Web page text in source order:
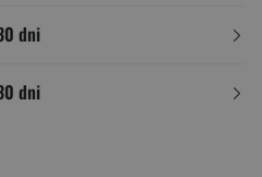
dni
dni